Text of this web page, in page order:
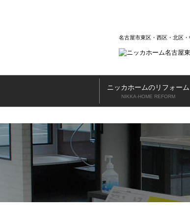
名古屋市東区・西区・北区
ニッカホームのリフォーム
NIKKA-HOME REFORM